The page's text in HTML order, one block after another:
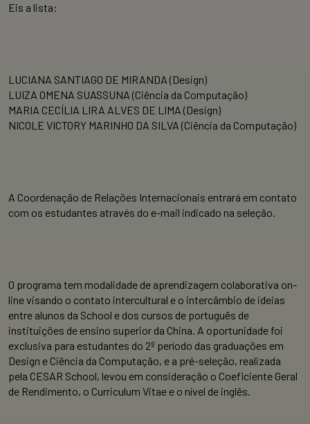
Eis a lista:
LUCIANA SANTIAGO DE MIRANDA (Design)
LUIZA OMENA SUASSUNA (Ciência da Computação)
MARIA CECÍLIA LIRA ALVES DE LIMA (Design)
NICOLE VICTORY MARINHO DA SILVA (Ciência da Computação)
A Coordenação de Relações Internacionais entrará em contato
com os estudantes através do e-mail indicado na seleção.
O programa tem modalidade de aprendizagem colaborativa on-
line visando o contato intercultural e o intercâmbio de ideias
entre alunos da School e dos cursos de português de
instituições de ensino superior da China. A oportunidade foi
exclusiva para estudantes do 2º período das graduações em
Design e Ciência da Computação, e a pré-seleção, realizada
pela CESAR School, levou em consideração o Coeficiente Geral
de Rendimento, o Curriculum Vitae e o nível de inglês.